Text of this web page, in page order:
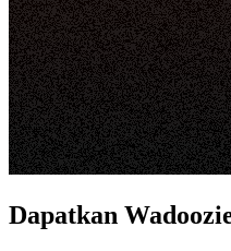
Dapatkan